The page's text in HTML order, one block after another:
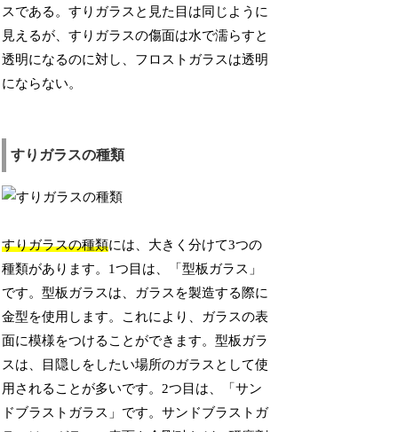
スである。すりガラスと見た目は同じように
見えるが、すりガラスの傷面は水で濡らすと
透明になるのに対し、フロストガラスは透明
にならない。
すりガラスの種類
すりガラスの種類には、大きく分けて3つの
種類があります。1つ目は、「型板ガラス」
です。型板ガラスは、ガラスを製造する際に
金型を使用します。これにより、ガラスの表
面に模様をつけることができます。型板ガラ
スは、目隠しをしたい場所のガラスとして使
用されることが多いです。2つ目は、「サン
ドブラストガラス」です。サンドブラストガ